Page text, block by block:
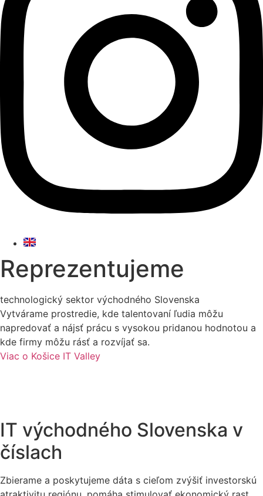
Reprezentujeme
technologický sektor východného Slovenska
Vytvárame prostredie, kde talentovaní ľudia môžu
napredovať a nájsť prácu s vysokou pridanou hodnotou a
kde firmy môžu rásť a rozvíjať sa.
Viac o Košice IT Valley
IT východného Slovenska v
číslach
Zbierame a poskytujeme dáta s cieľom zvýšiť investorskú